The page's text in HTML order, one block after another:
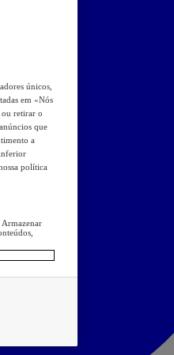
únicos,
em «Nós
ou retirar o
que
a
política